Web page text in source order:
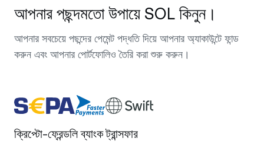
আপনার পছন্দমতো উপায়ে SOL কিনুন।
আপনার সবচেয়ে পছন্দের পেমেন্ট পদ্ধতি দিয়ে আপনার অ্যাকাউন্টে ফান্ড
করুন এবং আপনার পোর্টফোলিও তৈরি করা শুরু করুন।
ক্রিপ্টো-ফ্রেন্ডলি ব্যাংক ট্রান্সফার